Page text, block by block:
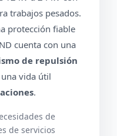
trabajos pesados.
protección fiable
cuenta con una
de repulsión
vida útil
.
de
de servicios